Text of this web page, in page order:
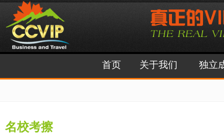
首页 关于我们 独立
名校考擦